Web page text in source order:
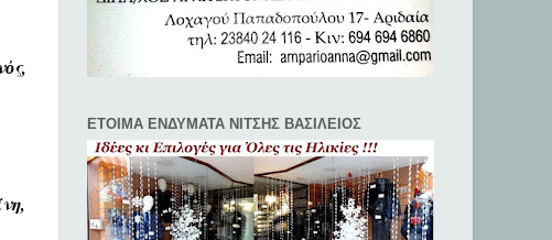
ΕΤΟΙΜΑ ΕΝΔΥΜΑΤΑ ΝΙΤΣΗΣ ΒΑΣΙΛΕΙΟΣ